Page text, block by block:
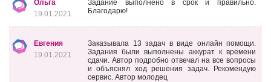
Ольга
19.01.2021
Задание выполнено в срок и правильно.
Благодарю!
Евгения
19.01.2021
Заказывала 13 задач в виде онлайн помощи.
Задания были выполнены аккурат к времени
сдачи. Автор подробно отвечал на все вопросы
и объяснял ход решения задач. Рекомендую
сервис. Автор молодец